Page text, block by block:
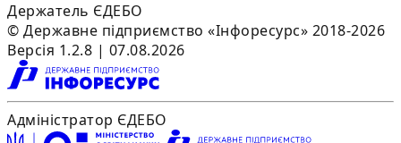
Держатель ЄДЕБО
© Державне підприємство «Інфоресурс» 2018-2026
Версія 1.2.8 | 07.08.2026
Адміністратор ЄДЕБО